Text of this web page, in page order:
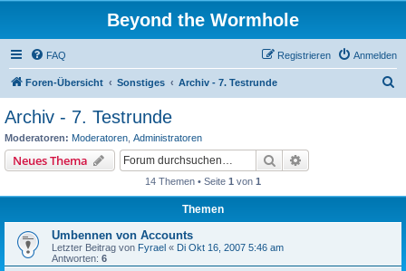
Beyond the Wormhole
FAQ Anmelden
Registrieren
Foren-Übersicht Sonstiges Archiv - 7. Testrunde
Archiv - 7. Testrunde
Moderatoren: Moderatoren Administratoren
Neues Thema Suche
14 Themen • Seite 1 von 1
Themen
Umbennen von Accounts
Letzter Beitrag von Fyrael « Di Okt 16, 2007 5:46 am
Antworten: 6